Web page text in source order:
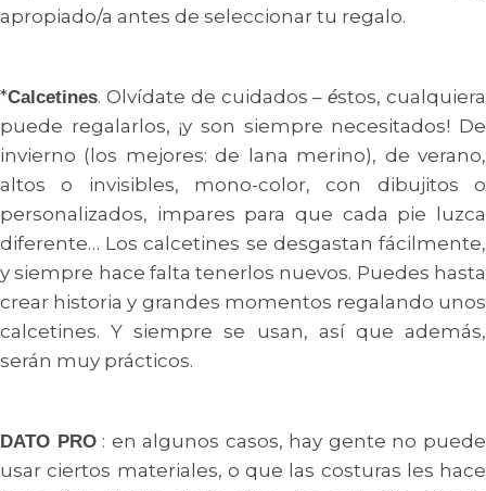
apropiado/a antes de seleccionar tu regalo.
*Calcetines. Olvídate de cuidados –éstos, cualquiera
puede regalarlos, ¡y son siempre necesitados! De
invierno (los mejores: de lana merino), de verano,
altos o invisibles, mono-color, con dibujitos o
personalizados, impares para que cada pie luzca
diferente… Los calcetines se desgastan fácilmente,
y siempre hace falta tenerlos nuevos. Puedes hasta
crear historia y grandes momentos regalando unos
calcetines. Y siempre se usan, así que además,
serán muy prácticos.
DATO PRO: en algunos casos, hay gente no puede
usar ciertos materiales, o que las costuras les hace